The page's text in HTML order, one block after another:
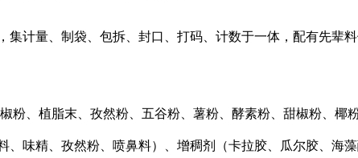
计量、制袋、包拆、封口、打码、计数于一体，配有先辈
、植脂末、孜然粉、五谷粉、薯粉、酵素粉、甜椒粉、椰
味精、孜然粉、喷鼻料）、增稠剂（卡拉胶、瓜尔胶、海